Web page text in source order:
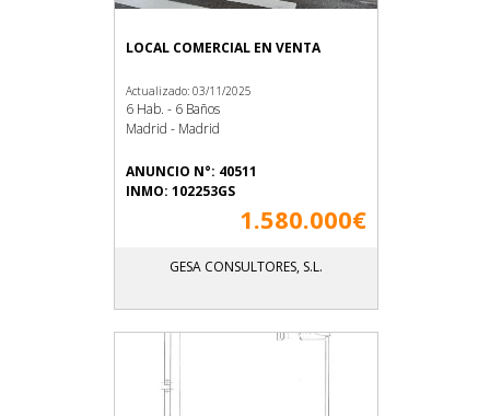
LOCAL COMERCIAL EN VENTA
Actualizado: 03/11/2025
6 Hab. - 6 Baños
Madrid - Madrid
ANUNCIO N°: 40511
INMO: 102253GS
1.580.000€
GESA CONSULTORES, S.L.